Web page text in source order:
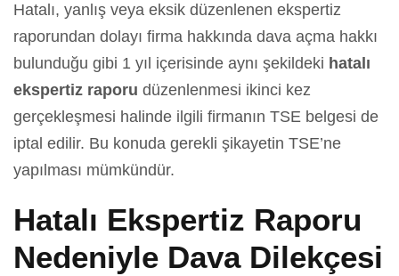
Hatalı, yanlış veya eksik düzenlenen ekspertiz
raporundan dolayı firma hakkında dava açma hakkı
bulunduğu gibi 1 yıl içerisinde aynı şekildeki hatalı
ekspertiz raporu düzenlenmesi ikinci kez
gerçekleşmesi halinde ilgili firmanın TSE belgesi de
iptal edilir. Bu konuda gerekli şikayetin TSE’ne
yapılması mümkündür.
Hatalı Ekspertiz Raporu
Nedeniyle Dava Dilekçesi